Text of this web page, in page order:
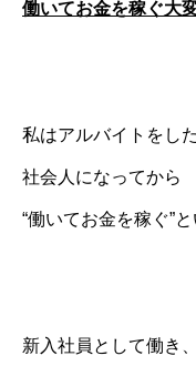
働いてお金を稼ぐ大
私はアルバイトをし
社会人になってから
“働いてお金を稼ぐ”
新入社員として働き